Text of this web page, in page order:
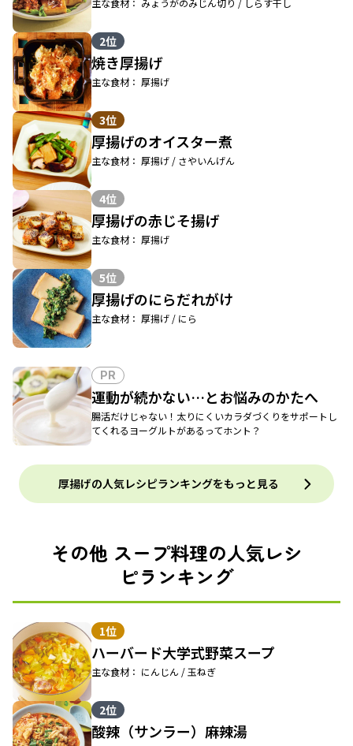
主な食材： みょうがのみじん切り / しらす干し
2位
焼き厚揚げ
主な食材： 厚揚げ
3位
厚揚げのオイスター煮
主な食材： 厚揚げ / さやいんげん
4位
厚揚げの赤じそ揚げ
主な食材： 厚揚げ
5位
厚揚げのにらだれがけ
主な食材： 厚揚げ / にら
PR
運動が続かない…とお悩みのかたへ
腸活だけじゃない！太りにくいカラダづくりをサポートし
てくれるヨーグルトがあるってホント？
厚揚げの人気レシピランキングをもっと見る
その他 スープ料理の人気レシ
ピランキング
1位
ハーバード大学式野菜スープ
主な食材： にんじん / 玉ねぎ
2位
酸辣（サンラー）麻辣湯